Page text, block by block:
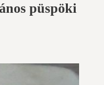
püspöki